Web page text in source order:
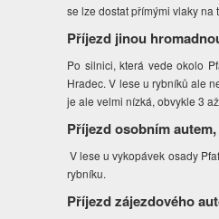
se lze dostat přímými vlaky
Příjezd jinou
Po silnici, která vede okolo
Hradec. V lese u rybníků ale
je ale velmi nízká, obvykle 3
Příjezd osobním
V lese u vykopávek osady
rybníku.
Příjezd zájezdového